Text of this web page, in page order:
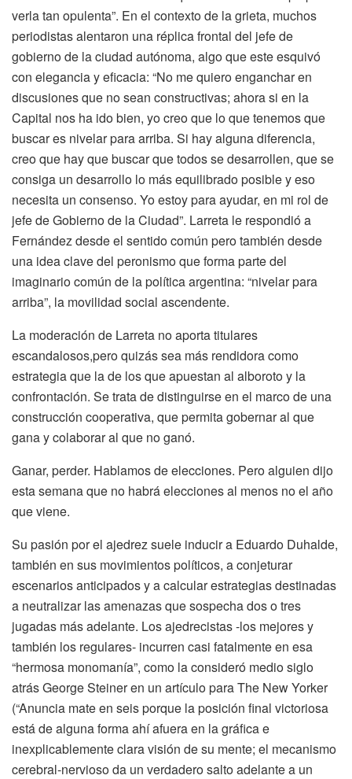
verla tan opulenta”. En el contexto de la grieta, muchos
periodistas alentaron una réplica frontal del jefe de
gobierno de la ciudad autónoma, algo que este esquivó
con elegancia y eficacia: “No me quiero enganchar en
discusiones que no sean constructivas; ahora si en la
Capital nos ha ido bien, yo creo que lo que tenemos que
buscar es nivelar para arriba. Si hay alguna diferencia,
creo que hay que buscar que todos se desarrollen, que se
consiga un desarrollo lo más equilibrado posible y eso
necesita un consenso. Yo estoy para ayudar, en mi rol de
jefe de Gobierno de la Ciudad”. Larreta le respondió a
Fernández desde el sentido común pero también desde
una idea clave del peronismo que forma parte del
imaginario común de la política argentina: “nivelar para
arriba”, la movilidad social ascendente.
La moderación de Larreta no aporta titulares
escandalosos,pero quizás sea más rendidora como
estrategia que la de los que apuestan al alboroto y la
confrontación. Se trata de distinguirse en el marco de una
construcción cooperativa, que permita gobernar al que
gana y colaborar al que no ganó.
Ganar, perder. Hablamos de elecciones. Pero alguien dijo
esta semana que no habrá elecciones al menos no el año
que viene.
Su pasión por el ajedrez suele inducir a Eduardo Duhalde,
también en sus movimientos políticos, a conjeturar
escenarios anticipados y a calcular estrategias destinadas
a neutralizar las amenazas que sospecha dos o tres
jugadas más adelante. Los ajedrecistas -los mejores y
también los regulares- incurren casi fatalmente en esa
“hermosa monomanía”, como la consideró medio siglo
atrás George Steiner en un artículo para The New Yorker
(“Anuncia mate en seis porque la posición final victoriosa
está de alguna forma ahí afuera en la gráfica e
inexplicablemente clara visión de su mente; el mecanismo
cerebral-nervioso da un verdadero salto adelante a un